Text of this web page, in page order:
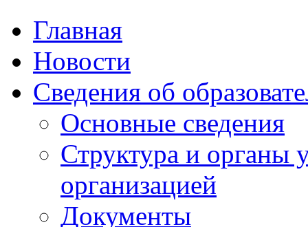
Главная
Новости
Сведения об
Основные сведения
Структура и органы
организацией
Документы